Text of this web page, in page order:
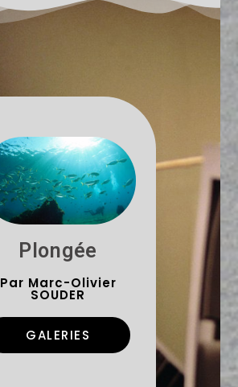
Plongée
Par Marc-Olivier
SOUDER
GALERIES